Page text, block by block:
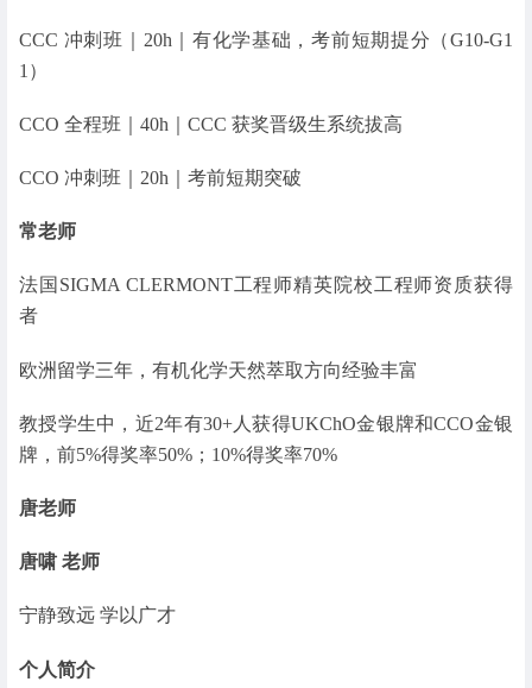
CCC 冲刺班｜20h｜有化学基础，考前短期提分（G10-G1
1）
CCO 全程班｜40h｜CCC 获奖晋级生系统拔高
CCO 冲刺班｜20h｜考前短期突破
常老师
法国SIGMA CLERMONT工程师精英院校工程师资质获得
者
欧洲留学三年，有机化学天然萃取方向经验丰富
教授学生中，近2年有30+人获得UKChO金银牌和CCO金银
牌，前5%得奖率50%；10%得奖率70%
唐老师
唐啸 老师
宁静致远 学以广才
个人简介